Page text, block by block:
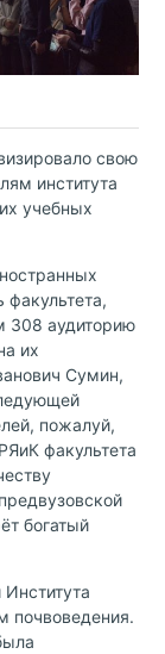
свою
института
учебных
факультета,
308 аудиторию
их
Сумин,
пожалуй,
факультета
богатый
почвоведения.